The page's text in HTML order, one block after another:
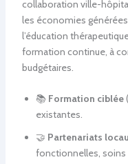
collaboration ville-
les économies
l’éducation
formation continue, à
budgétaires.
📚 Formation ciblée
existantes.
🤝 Partenariats
fonctionnelles, soins